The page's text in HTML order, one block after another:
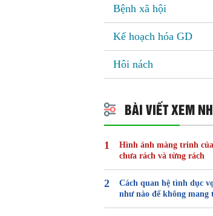
Bệnh xã hội
Kế hoạch hóa GD
Hôi nách
BÀI VIẾT XEM
Hình ảnh màng trinh
chưa rách và từng rách
Cách quan hệ tình dục
như nào để không mang